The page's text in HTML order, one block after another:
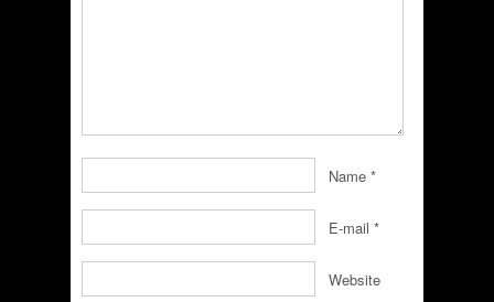
Name *
E-mail *
Website